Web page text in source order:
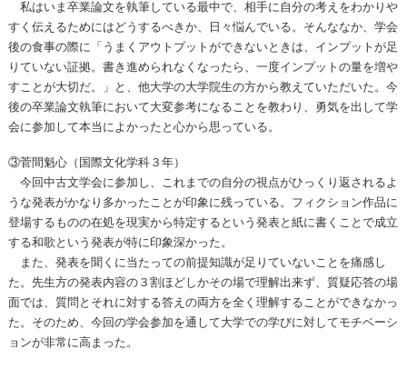
私はいま卒業論文を執筆している最中で、相手に自分の考えをわかりや
すく伝えるためにはどうするべきか、日々悩んでいる。そんななか、学会
後の食事の際に「うまくアウトプットができないときは、インプットが足
りていない証拠。書き進められなくなったら、一度インプットの量を増や
すことが大切だ。」と、他大学の大学院生の方から教えていただいた。今
後の卒業論文執筆において大変参考になることを教わり、勇気を出して学
会に参加して本当によかったと心から思っている。
③菅間魁心（国際文化学科３年）
今回中古文学会に参加し、これまでの自分の視点がひっくり返されるよ
うな発表がかなり多かったことが印象に残っている。フィクション作品に
登場するものの在処を現実から特定するという発表と紙に書くことで成立
する和歌という発表が特に印象深かった。
また、発表を聞くに当たっての前提知識が足りていないことを痛感し
た。先生方の発表内容の３割ほどしかその場で理解出来ず、質疑応答の場
面では、質問とそれに対する答えの両方を全く理解することができなかっ
た。そのため、今回の学会参加を通して大学での学びに対してモチベーシ
ョンが非常に高まった。